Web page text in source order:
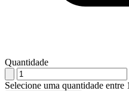
Quantidade
Selecione uma quantidade entre